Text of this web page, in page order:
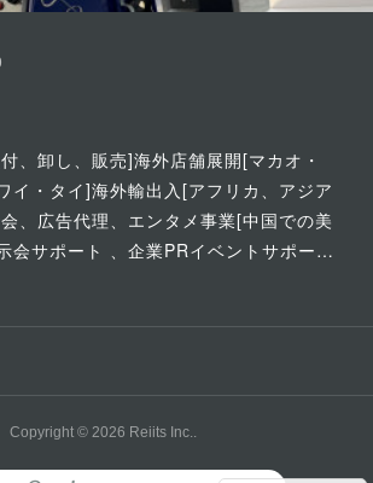
、卸し、販売]海外店舗展開[マカオ・
イ・タイ]海外輸出入[アフリカ、アジア
、広告代理、エンタメ事業[中国での美
会サポート 、企業PRイベントサポー…
Copyright © 2026 Reiits Inc..